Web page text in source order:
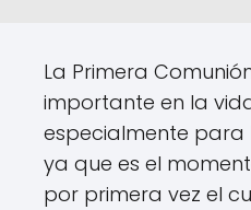
La Primera
importante en la
especialmente para
ya que es el
por primera vez el